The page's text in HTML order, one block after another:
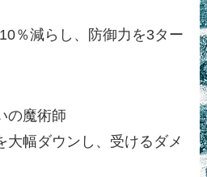
％減らし、防御力を3ター
の魔術師
大幅ダウンし、受けるダメ